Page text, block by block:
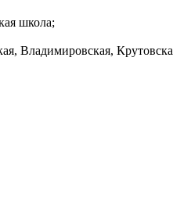
школа;
Владимировская,